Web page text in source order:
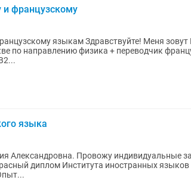
и французскому
Здравствуйте! Меня зовут Юлия,
по направлению физика + переводчик
языка
Александровна. Провожу индивидуальные